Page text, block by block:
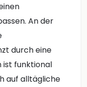
An der
durch eine
ist funktional
auf alltägliche